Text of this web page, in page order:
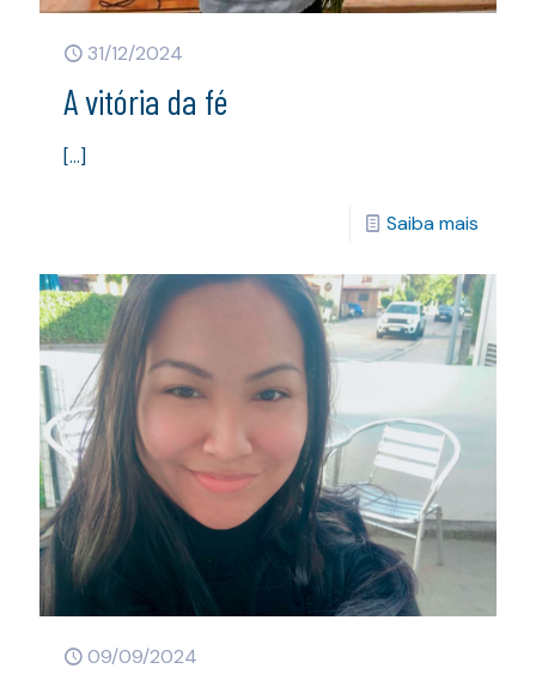
31/12/2024
A vitória da fé
[…]
Saiba mais
09/09/2024